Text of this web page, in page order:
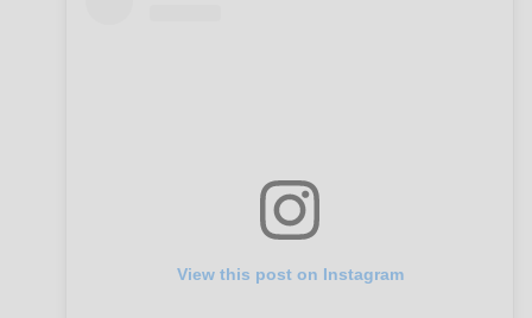
View this post on Instagram